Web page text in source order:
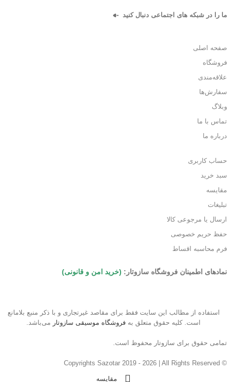
ما را در شبکه های اجتماعی دنبال کنید
صفحه اصلی
فروشگاه
علاقه‌مندی
سفارش‌ها
وبلاگ
تماس با ما
درباره ما
حساب کاربری
سبد خرید
مقایسه
تبلیغات
ارسال یا مرجوعی کالا
حفظ حریم خصوصی
فرم محاسبه اقساط
نمادهای اطمینان فروشگاه سازوتار: (خرید امن و قانونی)
استفاده از مطالب این سایت فقط برای مقاصد غیرتجاری و با ذکر منبع بلامانع
است. کلیه حقوق متعلق به فروشگاه موسیقی سازوتار می‌باشد.
تمامی حقوق برای سازوتار محفوظ است.
© Copyrights Sazotar 2019 - 2026 | All Rights Reserved
مقایسه